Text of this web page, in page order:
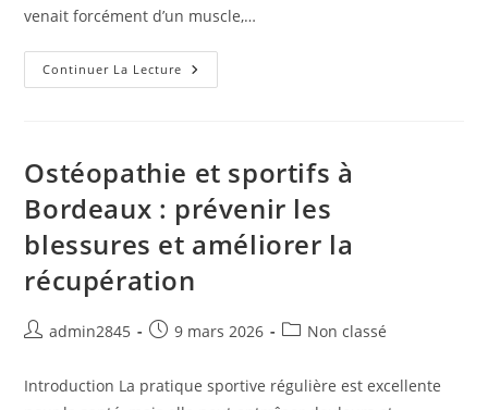
venait forcément d’un muscle,…
Continuer La Lecture Ostéopathie
Et
Comprendre
Les
Douleurs
Avec
Une
Approche
Bio-
Sociale
Ostéopathie et sportifs à
Bordeaux : prévenir les
blessures et améliorer la
récupération
Auteur/autrice
la
publication :
admin2845
Publication
9 mars 2026
PostNon classé
Introduction La pratique sportive régulière est excellente